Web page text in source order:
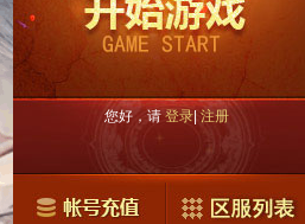
您好，请登录|注册